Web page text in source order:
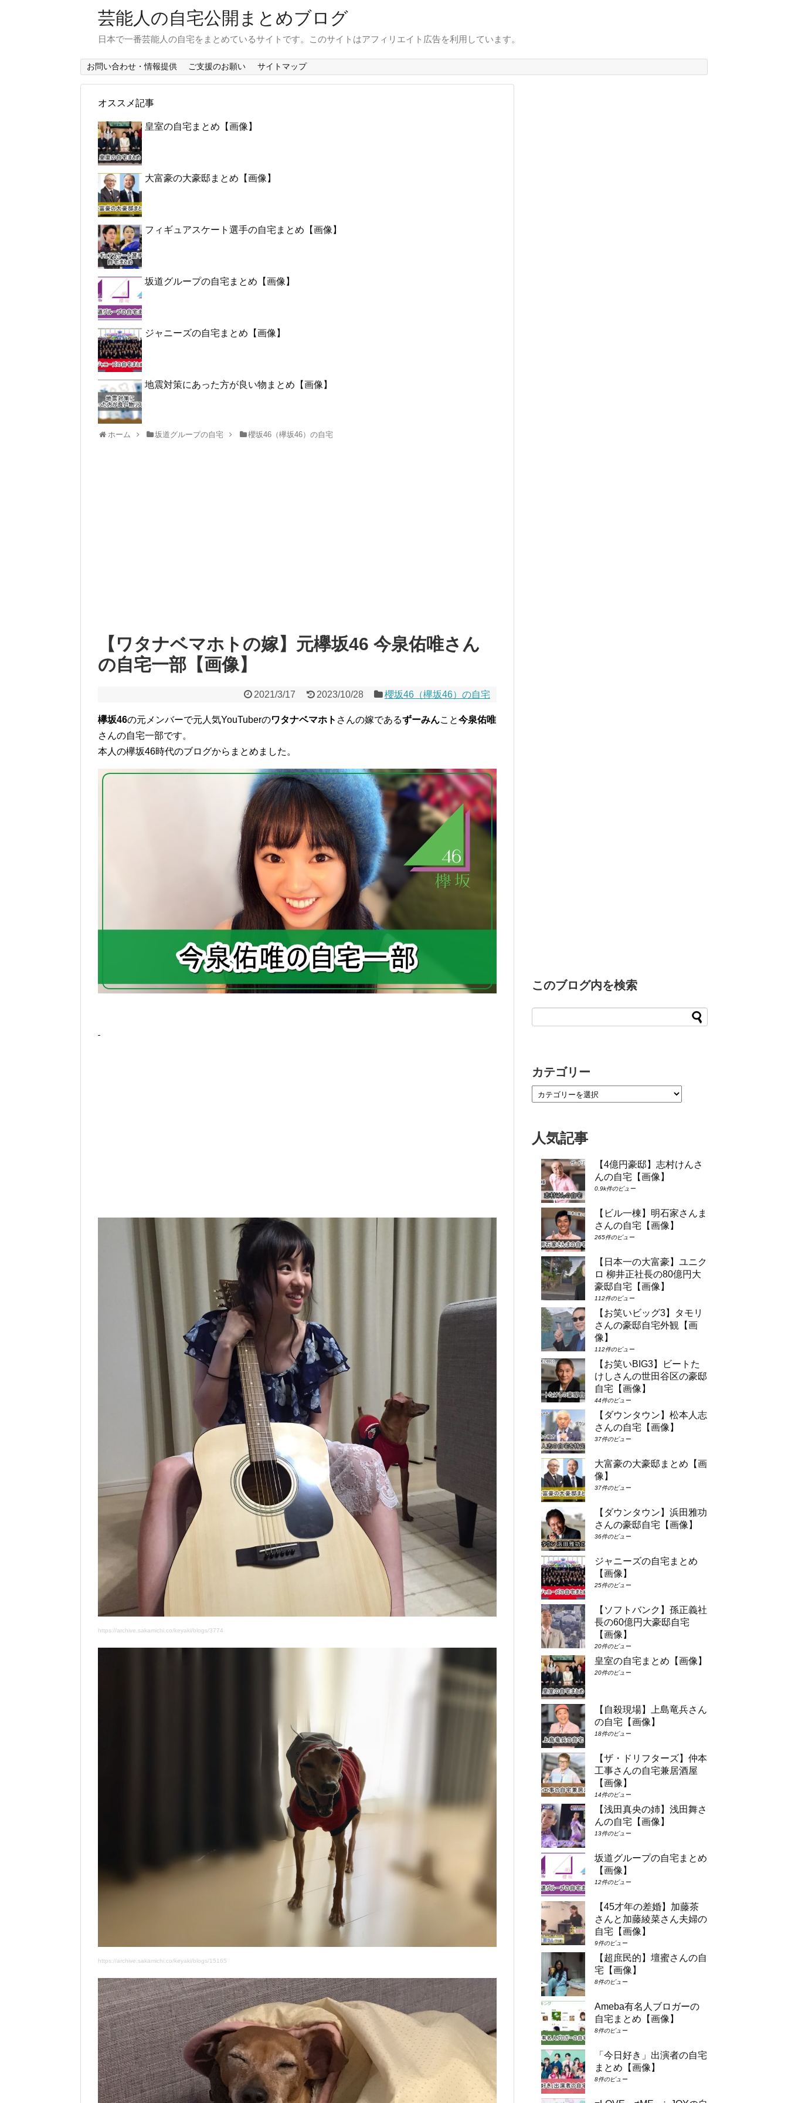
芸能人の自宅公開まとめブログ
日本で一番芸能人の自宅をまとめているサイトです。このサイトはアフィリエイト広告を利用しています。
お問い合わせ・情報提供 ご支援のお願い サイトマップ
オススメ記事
皇室の自宅まとめ【画像】
大富豪の大豪邸まとめ【画像】
フィギュアスケート選手の自宅まとめ【画像】
坂道グループの自宅まとめ【画像】
ジャニーズの自宅まとめ【画像】
地震対策にあった方が良い物まとめ【画像】
ホーム 坂道グループの自宅 櫻坂46（欅坂46）の自宅
【ワタナベマホトの嫁】元欅坂46 今泉佑唯さん
の自宅一部【画像】
2021/3/17 2023/10/28 櫻坂46（欅坂46）の自宅
欅坂46の元メンバーで元人気YouTuberのワタナベマホト さんの嫁であるずーみんこと今泉佑唯
さんの自宅一部です。
本人の欅坂46時代のブログからまとめました。
https://archive.sakamichi.co/keyaki/blogs/3774
https://archive.sakamichi.co/keyaki/blogs/15165
このブログ内を検索
カテゴリー
人気記事
【4億円豪邸】志村けんさ
んの自宅【画像】
0.9k件のビュー
【ビル一棟】明石家さんま
さんの自宅【画像】
265件のビュー
【日本一の大富豪】ユニク
ロ 柳井正社長の80億円大
豪邸自宅【画像】
112件のビュー
【お笑いビッグ3】タモリ
さんの豪邸自宅外観【画
像】
112件のビュー
【お笑いBIG3】ビートた
けしさんの世田谷区の豪邸
自宅【画像】
44件のビュー
【ダウンタウン】松本人志
さんの自宅【画像】
37件のビュー
大富豪の大豪邸まとめ【画
像】
37件のビュー
【ダウンタウン】浜田雅功
さんの豪邸自宅【画像】
36件のビュー
ジャニーズの自宅まとめ
【画像】
25件のビュー
【ソフトバンク】孫正義社
長の60億円大豪邸自宅
【画像】
20件のビュー
皇室の自宅まとめ【画像】
20件のビュー
【自殺現場】上島竜兵さん
の自宅【画像】
18件のビュー
【ザ・ドリフターズ】仲本
工事さんの自宅兼居酒屋
【画像】
14件のビュー
【浅田真央の姉】浅田舞さ
んの自宅【画像】
13件のビュー
坂道グループの自宅まとめ
【画像】
12件のビュー
【45才年の差婚】加藤茶
さんと加藤綾菜さん夫婦の
自宅【画像】
9件のビュー
【超庶民的】壇蜜さんの自
宅【画像】
8件のビュー
Ameba有名人ブロガーの
自宅まとめ【画像】
8件のビュー
「今日好き」出演者の自宅
まとめ【画像】
8件のビュー